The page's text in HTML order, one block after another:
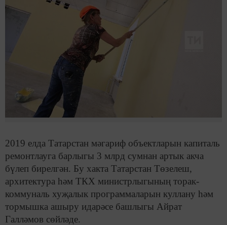
2019 елда Татарстан мәгариф объектларын капиталь
ремонтлауга барлыгы 3 млрд сумнан артык акча
бүлеп бирелгән. Бу хакта Татарстан Төзелеш,
архитектура һәм ТКХ министрлыгының торак-
коммуналь хуҗалык программаларын куллану һәм
тормышка ашыру идарәсе башлыгы Айрат
Галләмов сөйләде.